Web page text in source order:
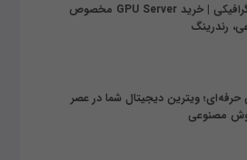
قیمت سرور گرافیکی | خرید GPU Server مخصوص
رندرینگ
ویترین دیجیتال شما در عصر
مصنوعی